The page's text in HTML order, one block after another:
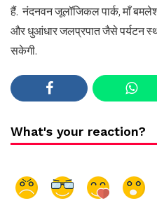
हैं. नंदनवन जूलॉजिकल पार्क, माँ
और धुआंधार जलप्रपात जैसे पर्यटन
सकेगी.
What's your reaction?